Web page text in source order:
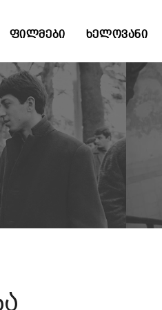
ᲤᲘᲚᲛᲔᲑᲘ ᲮᲔᲚᲝᲕᲐᲜᲘ